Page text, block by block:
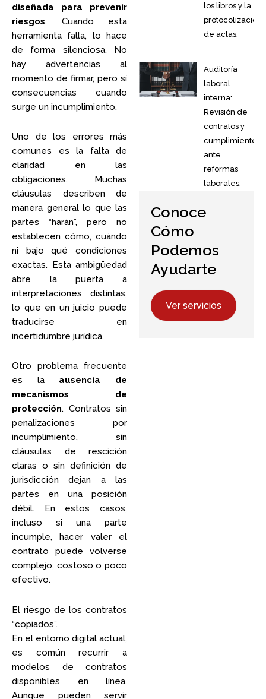
los libros y la
protocolización
de actas.
Auditoría
laboral
interna:
Revisión de
contratos y
cumplimiento
ante
reformas
laborales.
Conoce
Cómo
Podemos
Ayudarte
Ver servicios
diseñada para prevenir
riesgos. Cuando esta
herramienta falla, lo hace
de forma silenciosa. No
hay advertencias al
momento de firmar, pero sí
consecuencias cuando
surge un incumplimiento.
Uno de los errores más
comunes es la falta de
claridad en las
obligaciones. Muchas
cláusulas describen de
manera general lo que las
partes “harán”, pero no
establecen cómo, cuándo
ni bajo qué condiciones
exactas. Esta ambigüedad
abre la puerta a
interpretaciones distintas,
lo que en un juicio puede
traducirse en
incertidumbre jurídica.
Otro problema frecuente
es la ausencia de
mecanismos de
protección. Contratos sin
penalizaciones por
incumplimiento, sin
cláusulas de rescición
claras o sin definición de
jurisdicción dejan a las
partes en una posición
débil. En estos casos,
incluso si una parte
incumple, hacer valer el
contrato puede volverse
complejo, costoso o poco
efectivo.
El riesgo de los contratos
“copiados”.
En el entorno digital actual,
es común recurrir a
modelos de contratos
disponibles en línea.
Aunque pueden servir